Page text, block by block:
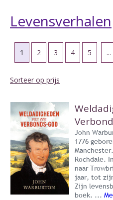
Levensverhalen
1 2 3 4 5 ...
Sorteer op prijs
John
1776
Rochdale.
naar
jaar, tot
Zijn
boek. ...